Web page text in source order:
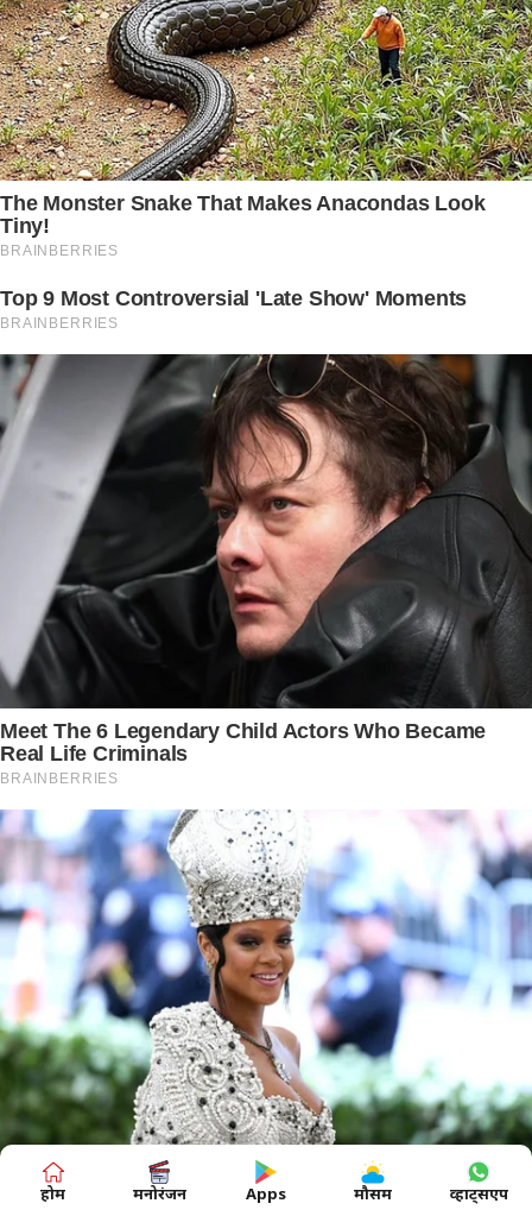
होम मनोरंजन Apps मौसम व्हाट्सएप